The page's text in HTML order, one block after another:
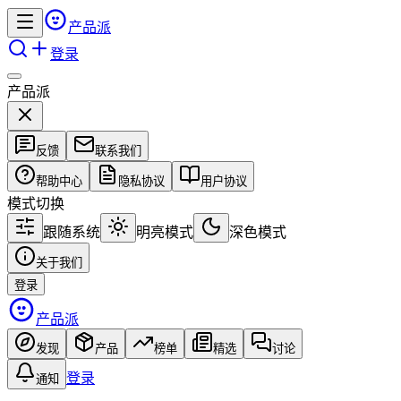
产品派
登录
产品派
反馈 联系我们
帮助中心 隐私协议 用户协议
模式切换
跟随系统
明亮模式 深色模式
关于我们
登录
产品派
发现 产品 榜单 精选 讨论
通知 登录